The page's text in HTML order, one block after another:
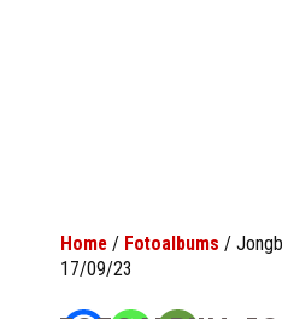
Home / Fotoalbums /
17/09/23